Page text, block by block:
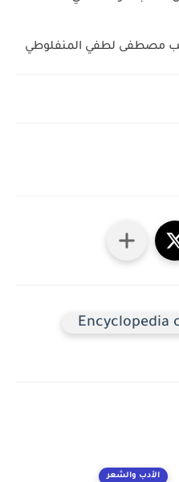
مصطفى لطفي المنفلوطي
Encyclopedia
الأدب والشعر